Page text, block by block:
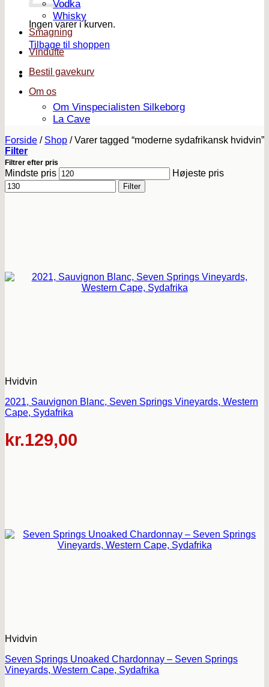
Ingen varer i kurven.
Tilbage til shoppen
Vodka
Whisky
Smagning
Vindufte
Bestil gavekurv
Om os
Om Vinspecialisten Silkeborg
La Cave
Forside / Shop /Varer tagged “moderne sydafrikansk hvidvin”
Filter
Filtrer efter pris
Mindste pris Højeste pris
Filter
Hvidvin
2021, Sauvignon Blanc, Seven Springs Vineyards, Western
Cape, Sydafrika
kr.129,00
Hvidvin
Seven Springs Unoaked Chardonnay – Seven Springs
Vineyards, Western Cape, Sydafrika